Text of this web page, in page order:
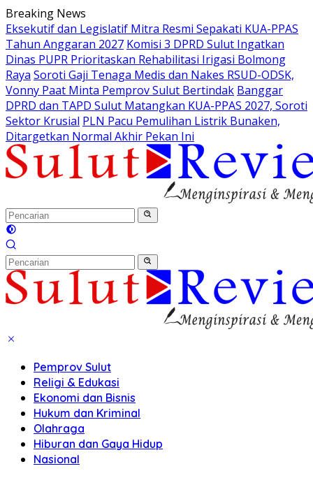
Langsung
ke
konten
Breaking News
Eksekutif dan Legislatif Mitra Resmi Sepakati KUA-PPAS
Tahun Anggaran 2027 Komisi 3 DPRD Sulut Ingatkan
Dinas PUPR Prioritaskan Rehabilitasi Irigasi Bolmong
Raya Soroti Gaji Tenaga Medis dan Nakes RSUD-ODSK,
Vonny Paat Minta Pemprov Sulut Bertindak Banggar
DPRD dan TAPD Sulut Matangkan KUA-PPAS 2027, Soroti
Sektor Krusial PLN Pacu Pemulihan Listrik Bunaken,
Ditargetkan Normal Akhir Pekan Ini
Pemprov Sulut
Religi & Edukasi
Ekonomi dan Bisnis
Hukum dan Kriminal
Olahraga
Hiburan dan Gaya Hidup
Nasional